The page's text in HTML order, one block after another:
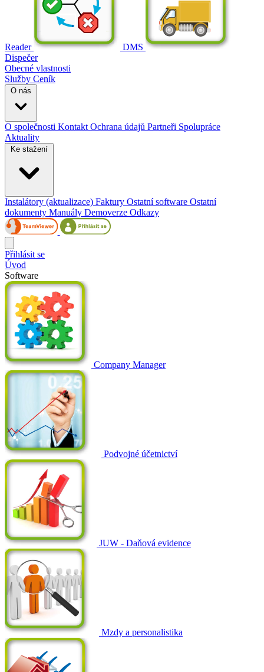
Reader
DMS
Dispečer
Obecné vlastnosti
Služby Ceník
O nás
O společnosti Kontakt Ochrana údajů Partneři Spolupráce
Aktuality
Ke stažení
Instalátory (aktualizace) Faktury Ostatní software Ostatní
dokumenty Manuály Demoverze Odkazy
Přihlásit se
Úvod
Software
Company Manager
Podvojné účetnictví
JUW - Daňová evidence
Mzdy a personalistika